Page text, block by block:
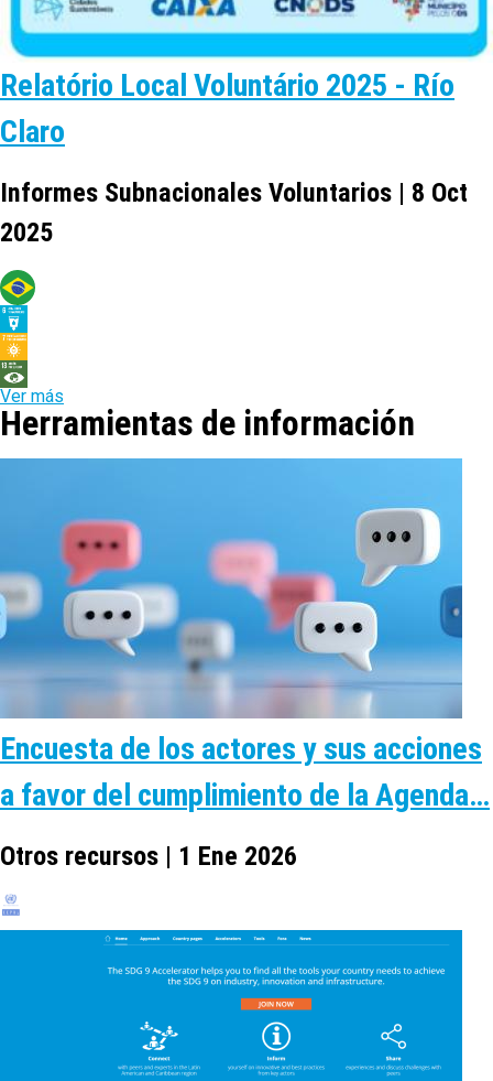
Relatório Local Voluntário 2025 - Río
Claro
Informes Subnacionales Voluntarios | 8 Oct
2025
Ver más
Herramientas de información
Encuesta de los actores y sus acciones
a favor del cumplimiento de la Agenda…
Otros recursos | 1 Ene 2026